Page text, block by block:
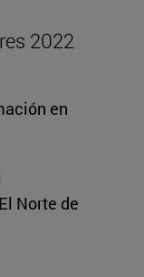
2022
en
Norte de